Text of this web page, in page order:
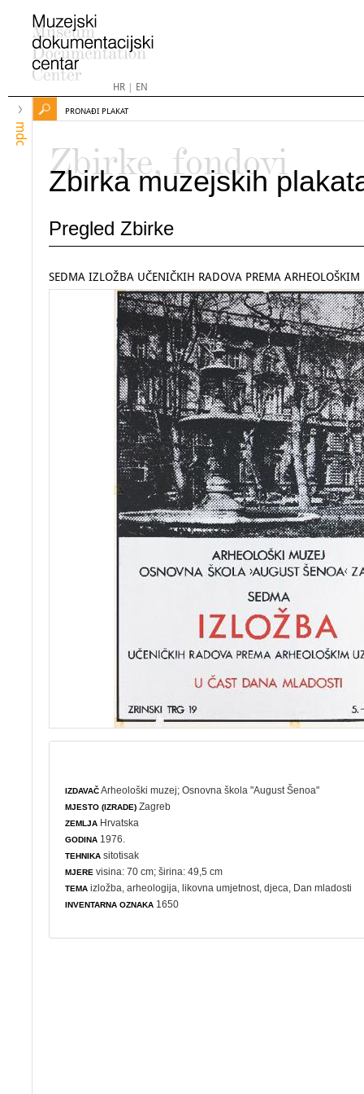
HR| EN
mdc
PRONAĐI PLAKAT
Zbirke, fondovi
Zbirka muzejskih
Pregled Zbirke
SEDMA IZLOŽBA UČENIČKIH RADOVA PREMA
IZDAVAČArheološki muzej;Osnovna škola "August Šenoa"
MJESTO (IZRADE) Zagreb
ZEMLJA Hrvatska
GODINA 1976.
TEHNIKA sitotisak
MJERE visina: 70 cm; širina: 49,5 cm
TEMA izložba ,arheologija ,likovna umjetnost ,djeca Dan mladosti
INVENTARNA OZNAKA 1650